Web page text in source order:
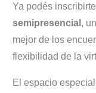
Ya podés
semipresencial ,
mejor de los
flexibilidad de la
El espacio